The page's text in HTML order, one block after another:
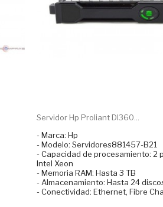
Servidor Hp Proliant Dl360...
- Marca: Hp
- Modelo: Servidores881457-B21
- Capacidad de procesamiento: 2
Intel Xeon
- Memoria RAM: Hasta 3 TB
- Almacenamiento: Hasta 24
- Conectividad: Ethernet, Fibre